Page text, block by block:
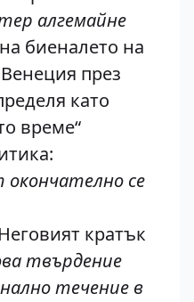
алгемайне
биеналето на
през
като
време“
се
Неговият кратък
твърдение
течение в